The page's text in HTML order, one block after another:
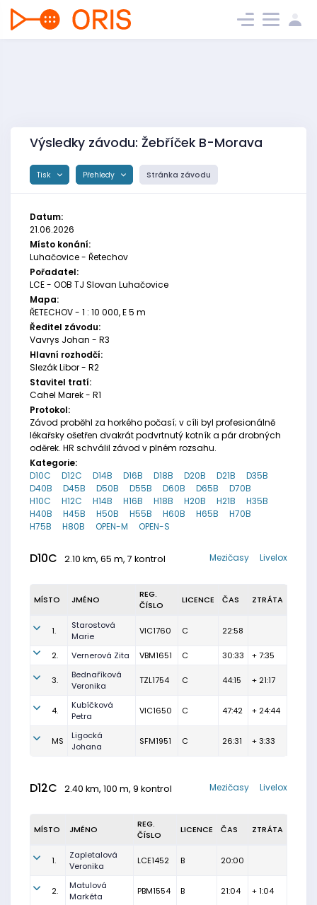
Výsledky závodu: Žebříček B-Morava
Tisk Přehledy Stránka závodu
Datum:
21.06.2026
Místo konání:
Luhačovice - Řetechov
Pořadatel:
LCE - OOB TJ Slovan Luhačovice
Mapa:
ŘETECHOV - 1 : 10 000, E 5 m
Ředitel závodu:
Vavrys Johan - R3
Hlavní rozhodčí:
Slezák Libor - R2
Stavitel tratí:
Cahel Marek - R1
Protokol:
Závod proběhl za horkého počasí; v cíli byl profesionálně
lékařsky ošetřen dvakrát podvrtnutý kotník a pár drobných
oděrek. HR schválil závod v plném rozsahu.
Kategorie:
D10C
D12C D14B D16B D18B D20B D21B
D35B
D40B
D45B D50B D55B D60B D65B
D70B
H10C
H12C H14B H16B H18B H20B H21B
H35B
H40B
H45B H50B H55B H60B H65B
H70B
H75B
H80B OPEN-M OPEN-S
D10C 2.10 km, 65 m, 7 kontrol Livelox
Mezičasy
MÍSTO JMÉNO
REG.
ČÍSLO
LICENCE ČAS ZTRÁTA
1.
Starostová
Marie
VIC1760 C 22:58
2. Vernerová Zita VBM1651 C 30:33 + 7:35
3.
Bednaříková
Veronika
TZL1754 C 44:15 + 21:17
4.
Kubíčková
Petra
VIC1650 C 47:42 + 24:44
MS
Ligocká
Johana
SFM1951 C 26:31 + 3:33
D12C 2.40 km, 100 m, 9 kontrol Livelox
Mezičasy
MÍSTO JMÉNO
REG.
ČÍSLO
LICENCE ČAS ZTRÁTA
1.
Zapletalová
Veronika
LCE1452 B 20:00
2.
Matulová
Markéta
PBM1554 B 21:04 + 1:04